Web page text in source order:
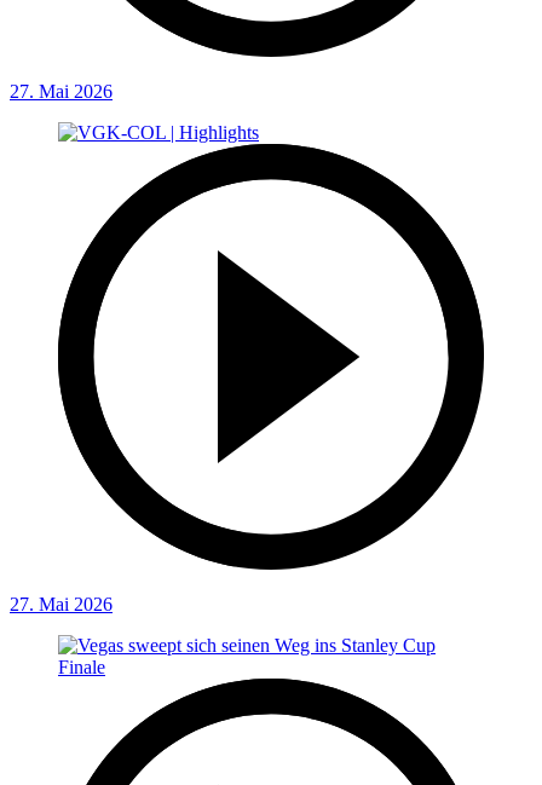
27. Mai 2026
27. Mai 2026